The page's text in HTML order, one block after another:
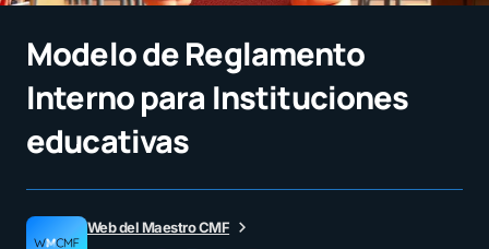
Modelo de Reglamento
Interno para Instituciones
educativas
Web del Maestro CMF